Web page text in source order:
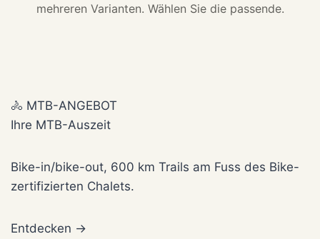
mehreren Varianten. Wählen Sie die passende.
🚴 MTB-ANGEBOT
Ihre MTB-Auszeit
Bike-in/bike-out, 600 km Trails am Fuss des Bike-
zertifizierten Chalets.
Entdecken →